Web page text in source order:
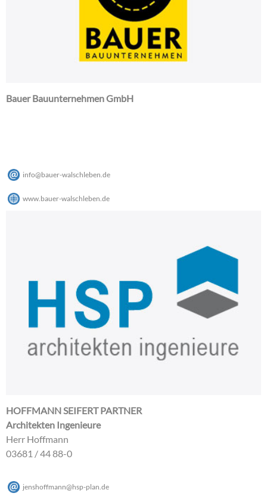
Bauer Bauunternehmen GmbH
info@bauer-walschleben.de
www.bauer-walschleben.de
HOFFMANN SEIFERT PARTNER
Architekten Ingenieure
Herr Hoffmann
03681 / 44 88-0
jenshoffmann@hsp-plan.de